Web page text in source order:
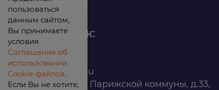
Вакансии
Офис продаж:
infomarket@ilan.su
г. Красноярск, ул. Парижской коммуны, д.33,
пользоваться
данным сайтом,
Вы принимаете
условия
Соглашения об
использовании
Cookie-файлов.
Если Вы не хотите,